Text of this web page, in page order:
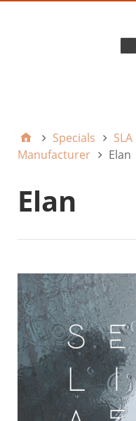
Specials
Manufacturer
Elan
Elan